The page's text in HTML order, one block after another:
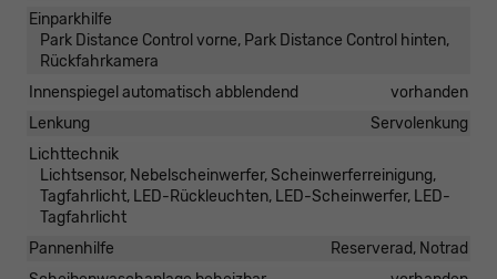
Einparkhilfe
Park Distance Control vorne, Park Distance Control hinten,
Rückfahrkamera
Innenspiegel automatisch abblendend
vorhanden
Lenkung
Servolenkung
Lichttechnik
Lichtsensor, Nebelscheinwerfer, Scheinwerferreinigung,
Tagfahrlicht, LED-Rückleuchten, LED-Scheinwerfer, LED-
Tagfahrlicht
Pannenhilfe
Reserverad, Notrad